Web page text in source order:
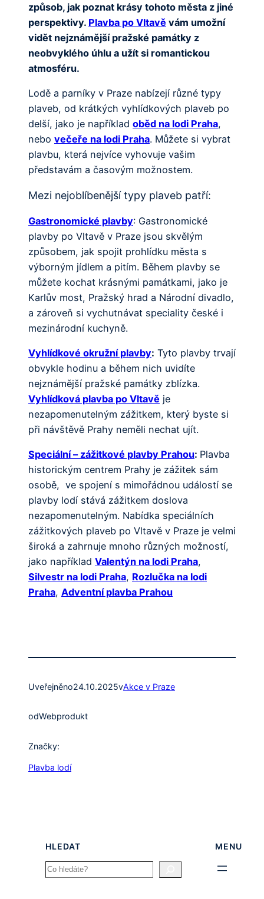
způsob, jak poznat krásy tohoto města z jiné
perspektivy. Plavba po Vltavě vám umožní
vidět nejznámější pražské památky z
neobvyklého úhlu a užít si romantickou
atmosféru.
Lodě a parníky v Praze nabízejí různé typy
plaveb, od krátkých vyhlídkových plaveb po
delší, jako je například oběd na lodi Praha,
nebo večeře na lodi Praha. Můžete si vybrat
plavbu, která nejvíce vyhovuje vašim
představám a časovým možnostem.
Mezi nejoblíbenější typy plaveb patří:
Gastronomické plavby: Gastronomické
plavby po Vltavě v Praze jsou skvělým
způsobem, jak spojit prohlídku města s
výborným jídlem a pitím. Během plavby se
můžete kochat krásnými památkami, jako je
Karlův most, Pražský hrad a Národní divadlo,
a zároveň si vychutnávat speciality české i
mezinárodní kuchyně.
Vyhlídkové okružní plavby: Tyto plavby trvají
obvykle hodinu a během nich uvidíte
nejznámější pražské památky zblízka.
Vyhlídková plavba po Vltavě je
nezapomenutelným zážitkem, který byste si
při návštěvě Prahy neměli nechat ujít.
Speciální – zážitkové plavby Prahou: Plavba
historickým centrem Prahy je zážitek sám
osobě, ve spojení s mimořádnou událostí se
plavby lodí stává zážitkem doslova
nezapomenutelným. Nabídka speciálních
zážitkových plaveb po Vltavě v Praze je velmi
široká a zahrnuje mnoho různých možností,
jako například Valentýn na lodi Praha,
Silvestr na lodi Praha, Rozlučka na lodi
Praha, Adventní plavba Prahou
Uveřejněno24.10.2025vAkce v Praze
odWebprodukt
Značky:
Plavba lodí
HLEDAT
Search
MENU